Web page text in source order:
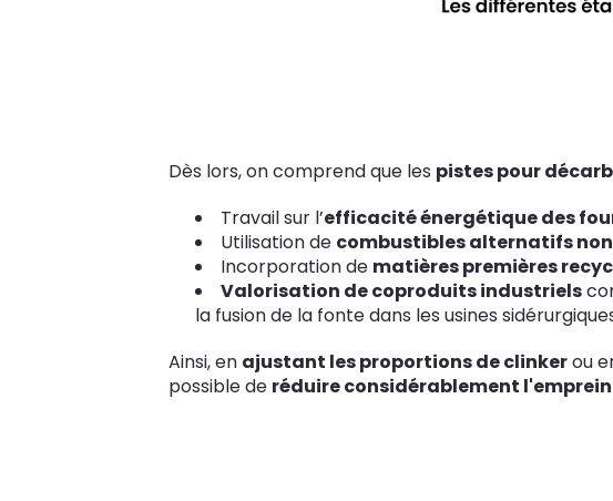
Dès lors, on comprend que les pistes pour
Travail sur l’efficacité énergétique des
Utilisation de combustibles alternatifs
Incorporation de matières premières
Valorisation de coproduits industriels
la fusion de la fonte dans les usines
Ainsi, en ajustant les proportions de clinkerou
possible de réduire considérablement